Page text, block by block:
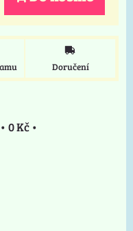
Doručení
0 Kč •